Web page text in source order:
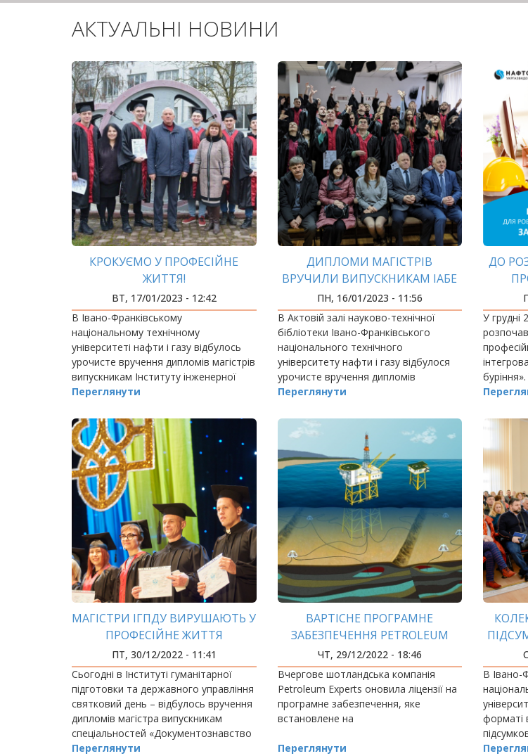
АКТУАЛЬНІ НОВИНИ
КРОКУЄМО У ПРОФЕСІЙНЕ
ЖИТТЯ!
ВТ, 17/01/2023 - 12:42
В Івано-Франківському
національному технічному
університеті нафти і газу відбулось
урочисте вручення дипломів магістрів
випускникам Інституту інженерної
механіки.
Переглянути
ДИПЛОМИ МАГІСТРІВ
ВРУЧИЛИ ВИПУСКНИКАМ ІАБЕ
ПН, 16/01/2023 - 11:56
В Актовій залі науково-технічної
бібліотеки Івано-Франківського
національного технічного
університету нафти і газу відбулося
урочисте вручення дипломів
магістрам Інститут архітектури,
(ІАБЕ
Переглянути
ДО
У грудні
буріння».
МАГІСТРИ ІГПДУ ВИРУШАЮТЬ У
ПРОФЕСІЙНЕ ЖИТТЯ
ПТ, 30/12/2022 - 11:41
Сьогодні в Інституті гуманітарної
підготовки та державного управління
святковий день – відбулось вручення
дипломів магістра випускникам
спеціальностей «Документознавство
та інформаційна діяльність»,
Переглянути
ВАРТІСНЕ ПРОГРАМНЕ
ЗАБЕЗПЕЧЕННЯ PETROLEUM
EXPERTS ПРАЦЮЄ НА ЯКІСНУ
ОСВІТУ В ІФНТУНГ
ЧТ, 29/12/2022 - 18:46
Вчергове шотландська компанія
Petroleum Experts оновила ліцензії на
програмне забезпечення, яке
встановлене на
Переглянути
В Івано-
форматі